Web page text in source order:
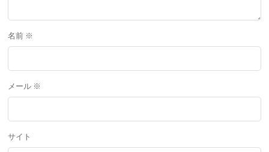
名前 ※
メール ※
サイト